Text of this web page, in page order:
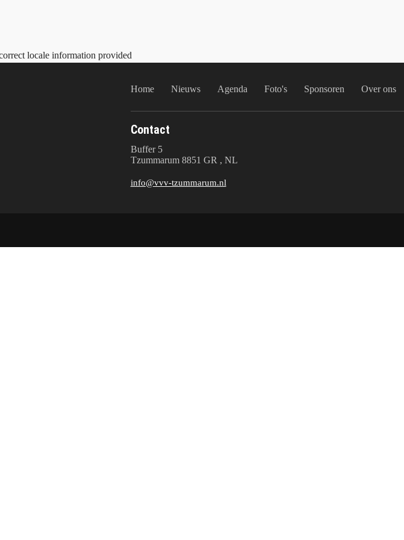
locale information provided
Home Nieuws Agenda Foto's Sponsoren Over ons
Contact
Buffer 5
Tzummarum 8851 GR , NL
info@vvv-tzummarum.nl